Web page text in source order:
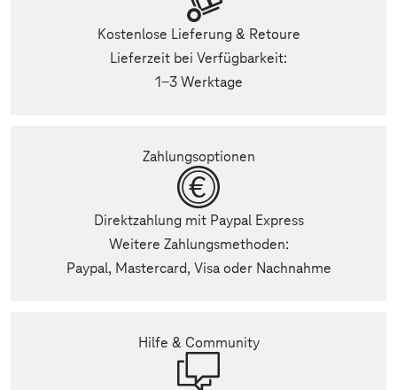
Kostenlose Lieferung & Retoure
Lieferzeit bei Verfügbarkeit:
1-3 Werktage
Zahlungsoptionen
Direktzahlung mit Paypal Express
Weitere Zahlungsmethoden:
Paypal, Mastercard, Visa oder Nachnahme
Hilfe & Community